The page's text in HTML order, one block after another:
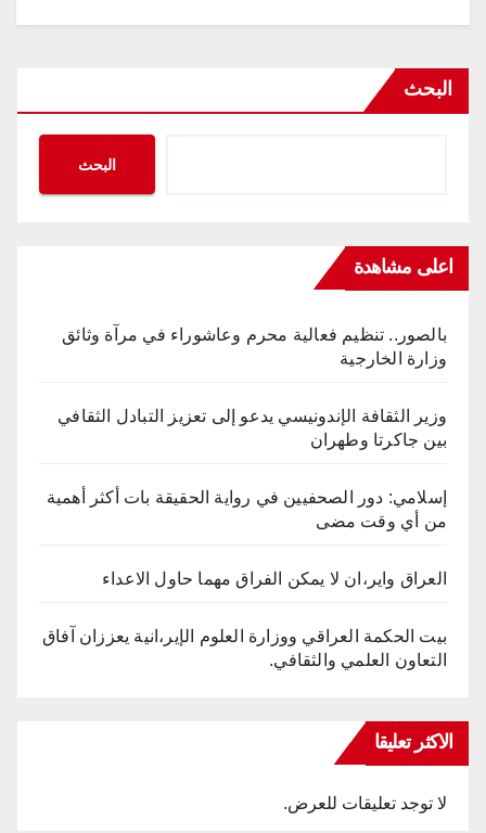
البحث
البحث
اعلى مشاهدة
بالصور.. تنظيم فعالية محرم وعاشوراء في مرآة وثائق
وزارة الخارجية
وزير الثقافة الإندونيسي يدعو إلى تعزيز التبادل الثقافي
بين جاكرتا وطهران
إسلامي: دور الصحفيين في رواية الحقيقة بات أكثر أهمية
من أي وقت مضى
العراق واير،ان لا يمكن الفراق مهما حاول الاعداء
بيت الحكمة العراقي ووزارة العلوم الإير،انية يعززان آفاق
التعاون العلمي والثقافي.
الاكثر تعليقا
لا توجد تعليقات للعرض.